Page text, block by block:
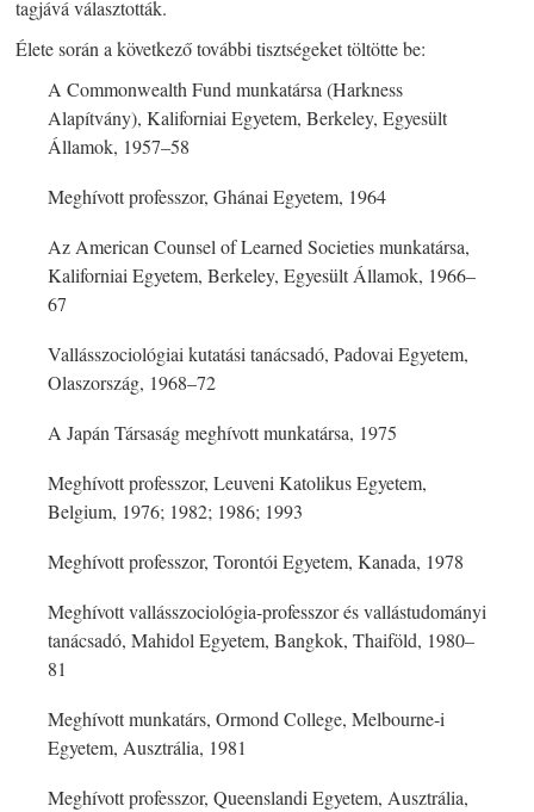
tagjává választották.
Élete során a következő további tisztségeket töltötte be:
A Commonwealth Fund munkatársa (Harkness
Alapítvány), Kaliforniai Egyetem, Berkeley, Egyesült
Államok, 1957–58
Meghívott professzor, Ghánai Egyetem, 1964
Az American Counsel of Learned Societies munkatársa,
Kaliforniai Egyetem, Berkeley, Egyesült Államok, 1966–
67
Vallásszociológiai kutatási tanácsadó, Padovai Egyetem,
Olaszország, 1968–72
A Japán Társaság meghívott munkatársa, 1975
Meghívott professzor, Leuveni Katolikus Egyetem,
Belgium, 1976; 1982; 1986; 1993
Meghívott professzor, Torontói Egyetem, Kanada, 1978
Meghívott vallásszociológia-professzor és vallástudományi
tanácsadó, Mahidol Egyetem, Bangkok, Thaiföld, 1980–
81
Meghívott munkatárs, Ormond College, Melbourne-i
Egyetem, Ausztrália, 1981
Meghívott professzor, Queenslandi Egyetem, Ausztrália,